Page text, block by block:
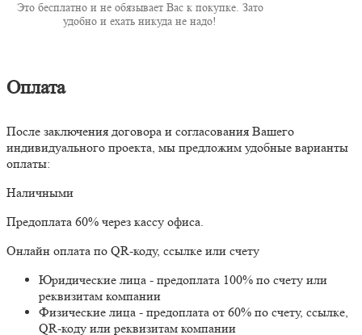
Это бесплатно и не обязывает Вас к покупке. Зато
удобно и ехать никуда не надо!
Оплата
После заключения договора и согласования Вашего
индивидуального проекта, мы предложим удобные варианты
оплаты:
Наличными
Предоплата 60% через кассу офиса.
Онлайн оплата по QR-коду, ссылке или счету
Юридические лица - предоплата 100% по счету или
реквизитам компании
Физические лица - предоплата от 60% по счету, ссылке,
QR-коду или реквизитам компании